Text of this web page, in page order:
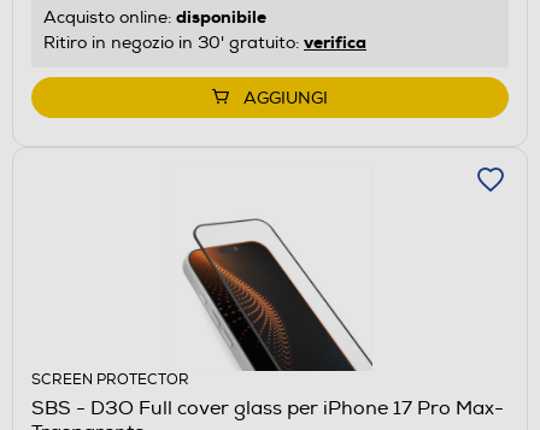
Acquisto online: disponibile
Ritiro in negozio in 30' gratuito: verifica
AGGIUNGI
SCREEN PROTECTOR
SBS - D3O Full cover glass per iPhone 17 Pro Max-